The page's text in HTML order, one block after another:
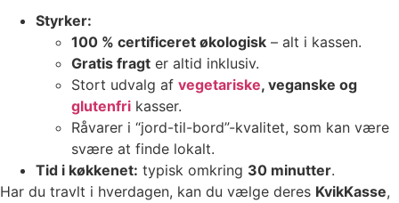
Styrker:
100 % certificeret økologisk – alt i kassen.
Gratis fragt er altid inklusiv.
Stort udvalg af vegetariske, veganske og
glutenfri kasser.
Råvarer i “jord-til-bord”-kvalitet, som kan være
svære at finde lokalt.
Tid i køkkenet: typisk omkring 30 minutter.
Har du travlt i hverdagen, kan du vælge deres KvikKasse,